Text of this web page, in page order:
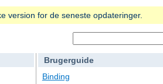
version for de seneste opdateringer.
Brugerguide
Binding